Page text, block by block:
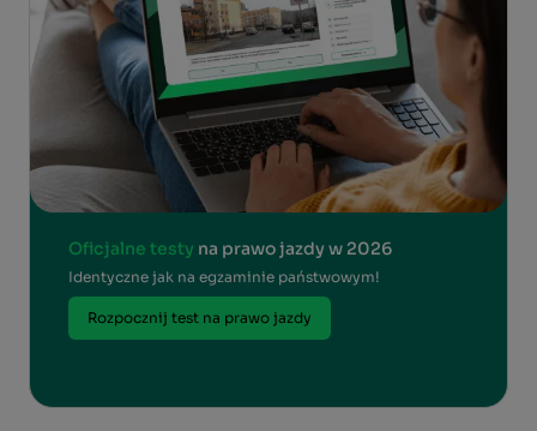
Oficjalne testy na prawo jazdy w 2026
Identyczne jak na egzaminie państwowym!
Rozpocznij test na prawo jazdy